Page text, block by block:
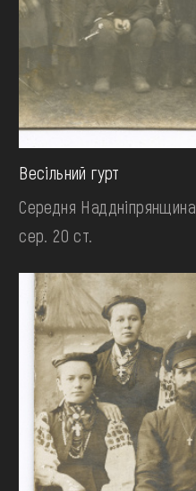
Весільний гурт
Середня Наддніпрянщина
сер. 20 ст.